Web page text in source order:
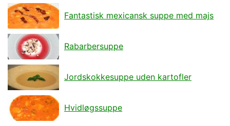
Fantastisk mexicansk suppe med majs
Rabarbersuppe
Jordskokkesuppe uden kartofler
Hvidløgssuppe